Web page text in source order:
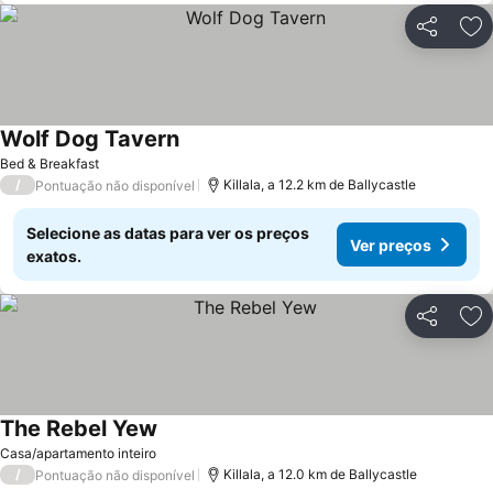
Partilhar
Bed & Breakfast
Wolf Dog TavernVer preços
/ Pontuação não disponível Killala, a 12.2 km de Ballycastle
Selecione as datas para ver os preços
exatos.
Ver preços
Partilhar
Casa/apartamento inteiro
The Rebel Yew
/ Pontuação não disponível Killala, a 12.0 km de Ballycastle